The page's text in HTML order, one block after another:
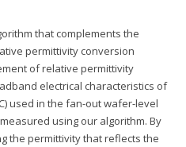
that complements the
permittivity conversion
of relative permittivity
electrical characteristics of
used in the fan-out wafer-level
using our algorithm. By
the permittivity that reflects the